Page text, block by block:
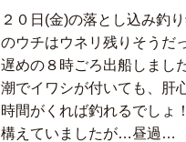
２０日(金)の落とし込み釣
のウチはウネリ残りそうだ
遅めの８時ごろ出船しまし
潮でイワシが付いても、肝
時間がくれば釣れるでしょ
構えていましたが…昼過…